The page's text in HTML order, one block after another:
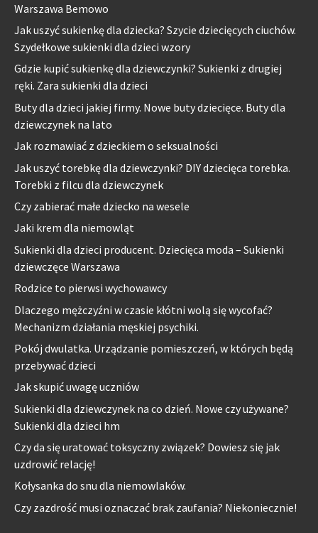
Warszawa Bemowo
Jak uszyć sukienkę dla dziecka? Szycie dziecięcych ciuchów.
Szydełkowe sukienki dla dzieci wzory
Gdzie kupić sukienkę dla dziewczynki? Sukienki z drugiej
ręki. Zara sukienki dla dzieci
Buty dla dzieci jakiej firmy. Nowe buty dziecięce. Buty dla
dziewczynek na lato
Jak rozmawiać z dzieckiem o seksualności
Jak uszyć torebkę dla dziewczynki? DIY dziecięca torebka.
Torebki z filcu dla dziewczynek
Czy zabierać małe dziecko na wesele
Jaki krem dla niemowląt
Sukienki dla dzieci producent. Dziecięca moda – Sukienki
dziewczęce Warszawa
Rodzice to pierwsi wychowawcy
Dlaczego mężczyźni w czasie kłótni wolą się wycofać?
Mechanizm działania męskiej psychiki.
Pokój dwulatka. Urządzanie pomieszczeń, w których będą
przebywać dzieci
Jak skupić uwagę uczniów
Sukienki dla dziewczynek na co dzień. Nowe czy używane?
Sukienki dla dzieci hm
Czy da się uratować toksyczny związek? Dowiesz się jak
uzdrowić relację!
Kołysanka do snu dla niemowlaków.
Czy zazdrość musi oznaczać brak zaufania? Niekoniecznie!